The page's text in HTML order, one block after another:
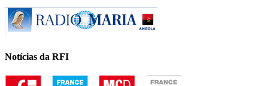
Notícias da RFI